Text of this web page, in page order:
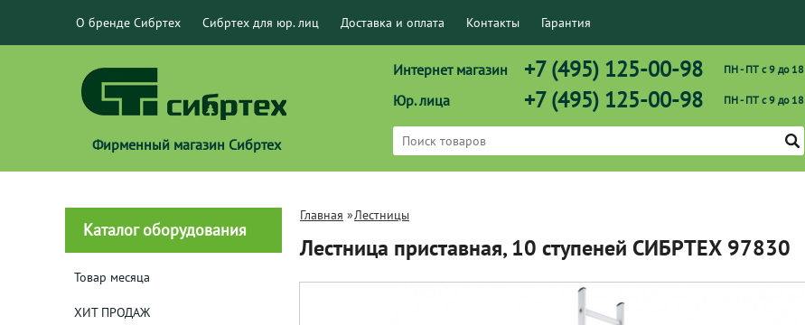
О бренде Сибртех Сибртех для юр. лиц Доставка и оплата Контакты Гарантия
Фирменный магазин Сибртех
Интернет магазин +7 (495) 125-00-98 ПН - ПТ с 9 до 18
Юр. лица +7 (495) 125-00-98 ПН - ПТ с 9 до 18
Каталог оборудования
Товар месяца
ХИТ ПРОДАЖ
Главная »Лестницы
Лестница приставная, 10 ступеней СИБРТЕХ 97830